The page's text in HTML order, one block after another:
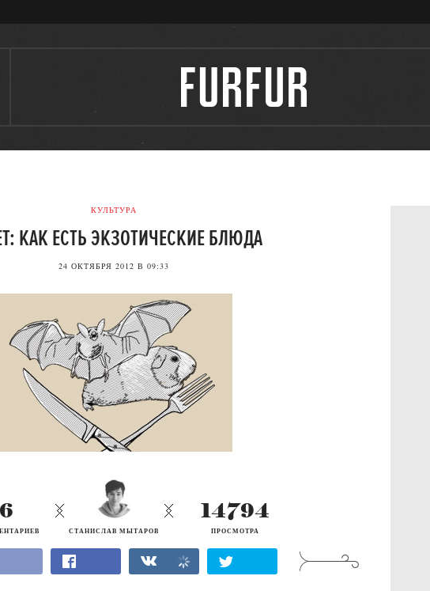
КУЛЬТУРА
КАК ЕСТЬ ЭКЗОТИЧЕСКИЕ БЛЮДА
24 ОКТЯБРЯ 2012 В 09:33
СТАНИСЛАВ МЫТАРОВ
6 14794
ПРОСМОТРА